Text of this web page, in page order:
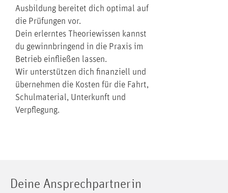
Ausbildung bereitet dich optimal auf
die Prüfungen vor.
Dein erlerntes Theoriewissen kannst
du gewinnbringend in die Praxis im
Betrieb einfließen lassen.
Wir unterstützen dich finanziell und
übernehmen die Kosten für die Fahrt,
Schulmaterial, Unterkunft und
Verpflegung.
Deine Ansprechpartnerin